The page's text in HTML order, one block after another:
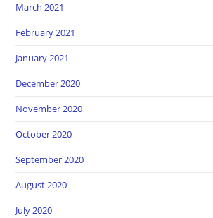
March 2021
February 2021
January 2021
December 2020
November 2020
October 2020
September 2020
August 2020
July 2020